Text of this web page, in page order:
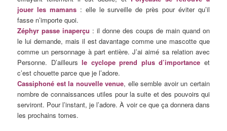
jouer les mamans: elle le surveille de près pour éviter qu’il
fasse n’importe quoi.
Zéphyr passe inaperçu : il donne des coups de main quand on
le lui demande, mais il est davantage comme une mascotte que
comme un personnage à part entière. J’ai aimé sa relation avec
Personne. D’ailleursle cyclope prend plus d’importance et
c’est chouette parce que je l’adore.
Cassiphoné est la nouvelle venue, elle semble avoir un certain
nombre de connaissances utiles pour la suite et des pouvoirs qui
serviront. Pour l’instant, je l’adore. À voir ce que ça donnera dans
les prochains tomes.